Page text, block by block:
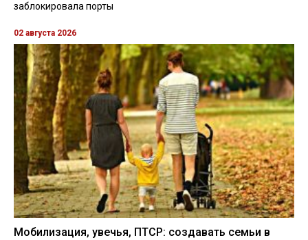
заблокировала порты
02 августа 2026
Мобилизация, увечья, ПТСР: создавать семьи в